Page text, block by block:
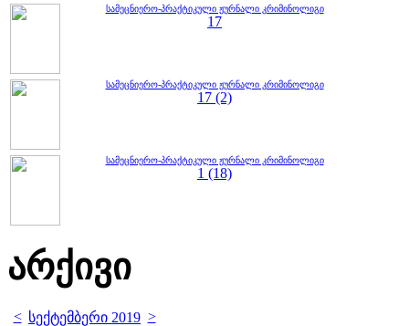
სამეცნიერო-პრაქტიკული ჟურნალი კრიმინოლიგი
17
სამეცნიერო-პრაქტიკული ჟურნალი კრიმინოლიგი
17 (2)
სამეცნიერო-პრაქტიკული ჟურნალი კრიმინოლიგი
1 (18)
არქივი
< სექტემბერი 2019 >